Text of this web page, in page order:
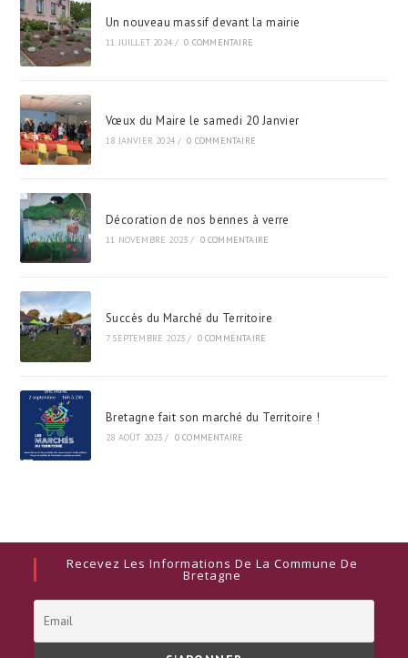
Un nouveau massif devant la mairie
11 JUILLET 2024 / 0 COMMENTAIRE
Vœux du Maire le samedi 20 Janvier
18 JANVIER 2024 / 0 COMMENTAIRE
Décoration de nos bennes à verre
11 NOVEMBRE 2023 / 0 COMMENTAIRE
Succès du Marché du Territoire
7 SEPTEMBRE 2023 / 0 COMMENTAIRE
Bretagne fait son marché du Territoire !
28 AOÛT 2023 / 0 COMMENTAIRE
Recevez Les Informations De La Commune De
Bretagne